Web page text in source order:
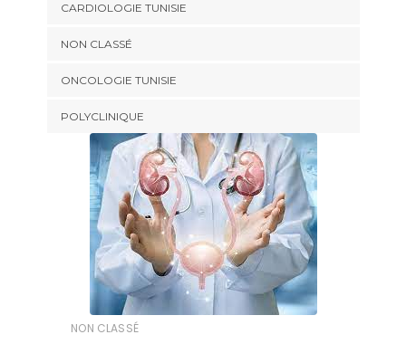
CARDIOLOGIE TUNISIE
NON CLASSÉ
ONCOLOGIE TUNISIE
POLYCLINIQUE
NON CLASSÉ